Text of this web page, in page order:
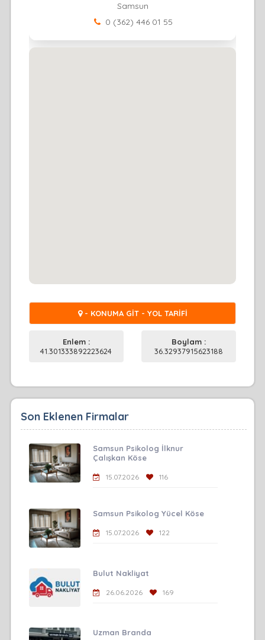
Samsun
0 (362) 446 01 55
- KONUMA GİT - YOL TARİFİ
Enlem :
41.301333892223624
Boylam :
36.32937915623188
Son Eklenen Firmalar
Samsun Psikolog İlknur
Çalışkan Köse
15.07.2026 116
Samsun Psikolog Yücel Köse
15.07.2026 122
Bulut Nakliyat
26.06.2026 169
Uzman Branda